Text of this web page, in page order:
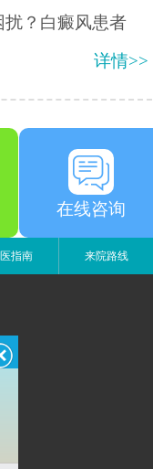
扰？白癜风患者
详情>>
在线咨询
指南 来院路线